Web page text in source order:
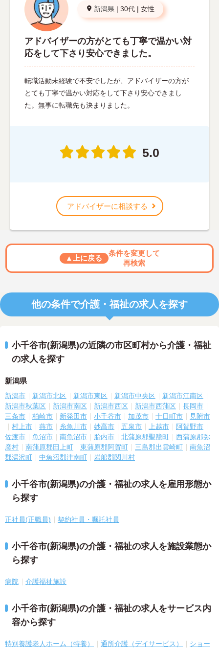
新潟県 | 30代 | 女性
アドバイザーの方がとても丁寧で温かい対
応をして下さり安心できました。
転職活動未経験で不安でしたが、アドバイザーの方が
とても丁寧で温かい対応をして下さり安心できまし
た。無事に転職先も決まりました。
5.0
アドバイザーに相談する
▲上に戻る
条件を変更して
再検索
他の条件で介護・福祉の求人を探す
小千谷市(新潟県)の近隣の市区町村から介護・福祉
の求人を探す
新潟県
新潟市 新潟市北区 新潟市東区 新潟市中央区
新潟市江南区
新潟市秋葉区
新潟市南区 新潟市西区 新潟市西蒲区
長岡市
三条市
柏崎市 新発田市 小千谷市 加茂市 十日町市
見附市
村上市
燕市 糸魚川市 妙高市 五泉市 上越市
阿賀野市
佐渡市
魚沼市 南魚沼市 胎内市 北蒲原郡聖籠町
西蒲原郡弥
彦村
南蒲原郡田上町 東蒲原郡阿賀町 三島郡出雲崎町
南魚沼
郡湯沢町
中魚沼郡津南町 岩船郡関川村
小千谷市(新潟県)の介護・福祉の求人を雇用形態か
ら探す
正社員(正職員) 契約社員・嘱託社員
小千谷市(新潟県)の介護・福祉の求人を施設業態か
ら探す
病院 介護福祉施設
小千谷市(新潟県)の介護・福祉の求人をサービス内
容から探す
特別養護老人ホーム（特養） 通所介護（デイサービス）
ショー